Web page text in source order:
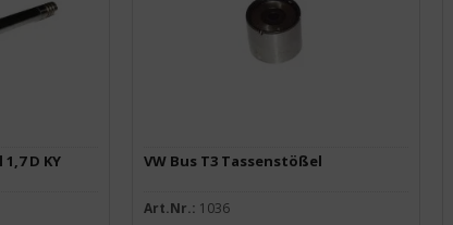
D KY VW Bus T3 Tassenstößel
Art.Nr.: 1036